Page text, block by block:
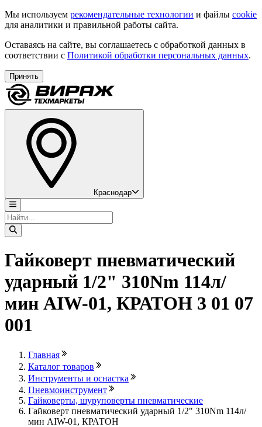
Мы используем рекомендательные технологии и файлы cookie
для аналитики и правильной работы сайта.
Оставаясь на сайте, вы соглашаетесь с обработкой данных в
соответствии с Политикой обработки персональных данных.
Принять
Краснодар
Гайковерт пневматический
ударный 1/2" 310Nm 114л/
мин AIW-01, КРАТОН 3 01 07
001
Главная
Каталог товаров
Инструменты и оснастка
Пневмоинструмент
Гайковерты, шуруповерты пневматические
Гайковерт пневматический ударный 1/2" 310Nm 114л/
мин AIW-01, КРАТОН